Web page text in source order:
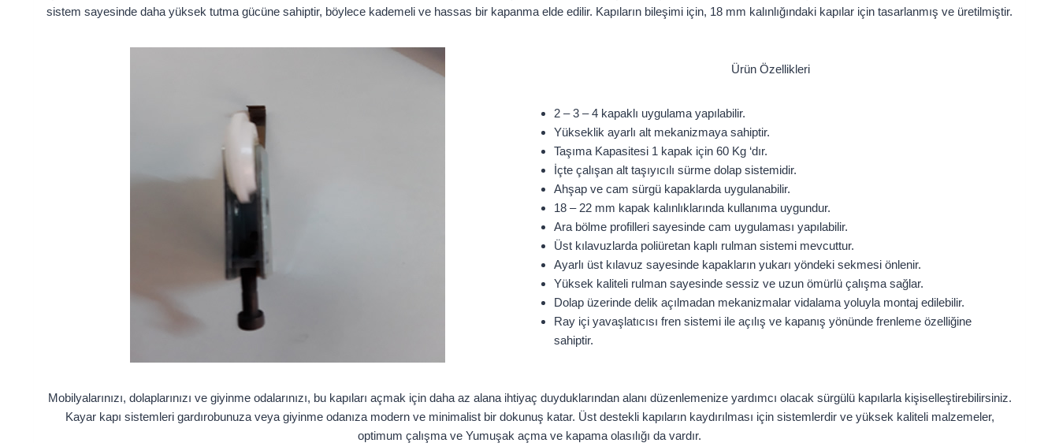
sistem sayesinde daha yüksek tutma gücüne sahiptir, böylece kademeli ve hassas bir kapanma elde edilir. Kapıların bileşimi için, 18 mm kalınlığındaki kapılar için tasarlanmış ve üretilmiştir.
Ürün Özellikleri
2 – 3 – 4 kapaklı uygulama yapılabilir.
Yükseklik ayarlı alt mekanizmaya sahiptir.
Taşıma Kapasitesi 1 kapak için 60 Kg ‘dır.
İçte çalışan alt taşıyıcılı sürme dolap sistemidir.
Ahşap ve cam sürgü kapaklarda uygulanabilir.
18 – 22 mm kapak kalınlıklarında kullanıma uygundur.
Ara bölme profilleri sayesinde cam uygulaması yapılabilir.
Üst kılavuzlarda poliüretan kaplı rulman sistemi mevcuttur.
Ayarlı üst kılavuz sayesinde kapakların yukarı yöndeki sekmesi önlenir.
Yüksek kaliteli rulman sayesinde sessiz ve uzun ömürlü çalışma sağlar.
Dolap üzerinde delik açılmadan mekanizmalar vidalama yoluyla montaj edilebilir.
Ray içi yavaşlatıcısı fren sistemi ile açılış ve kapanış yönünde frenleme özelliğine
sahiptir.
Mobilyalarınızı, dolaplarınızı ve giyinme odalarınızı, bu kapıları açmak için daha az alana ihtiyaç duyduklarından alanı düzenlemenize yardımcı olacak sürgülü kapılarla kişiselleştirebilirsiniz.
Kayar kapı sistemleri gardırobunuza veya giyinme odanıza modern ve minimalist bir dokunuş katar. Üst destekli kapıların kaydırılması için sistemlerdir ve yüksek kaliteli malzemeler,
optimum çalışma ve Yumuşak açma ve kapama olasılığı da vardır.